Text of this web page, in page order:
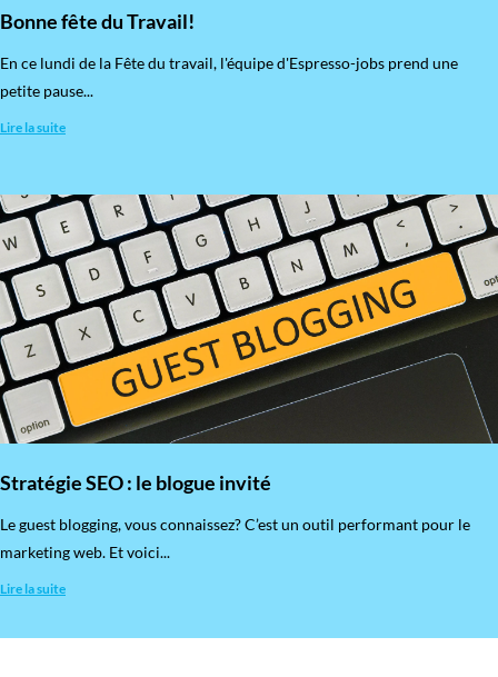
Bonne fête du Travail!
En ce lundi de la Fête du travail, l'équipe d'Espresso-jobs prend une
petite pause...
Lire la suite
Stratégie SEO : le blogue invité
​Le guest blogging, vous connaissez? C’est un outil performant pour le
marketing web. Et voici...
Lire la suite